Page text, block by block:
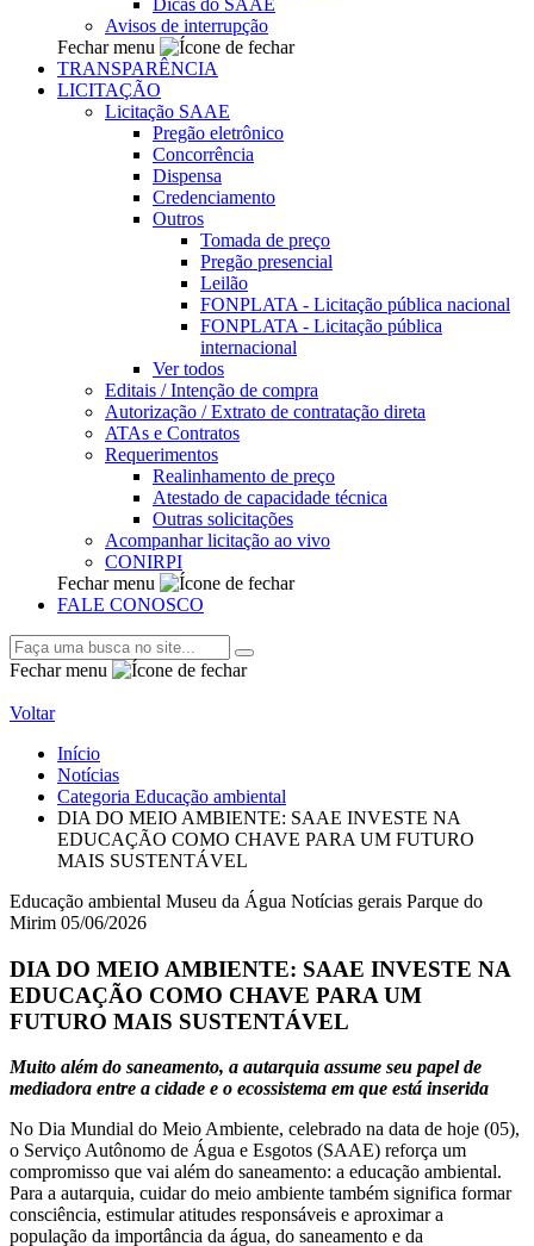
Dicas do SAAE
Avisos de interrupção
Fechar menu
TRANSPARÊNCIA
LICITAÇÃO
Licitação SAAE
Pregão eletrônico
Concorrência
Dispensa
Credenciamento
Outros
Tomada de preço
Pregão presencial
Leilão
FONPLATA - Licitação pública nacional
FONPLATA - Licitação pública
internacional
Ver todos
Editais / Intenção de compra
Autorização / Extrato de contratação direta
ATAs e Contratos
Requerimentos
Realinhamento de preço
Atestado de capacidade técnica
Outras solicitações
Acompanhar licitação ao vivo
CONIRPI
Fechar menu
FALE CONOSCO
Fechar menu
Voltar
Início
Notícias
Categoria Educação ambiental
DIA DO MEIO AMBIENTE: SAAE INVESTE NA
EDUCAÇÃO COMO CHAVE PARA UM FUTURO
MAIS SUSTENTÁVEL
Educação ambiental Museu da Água Notícias gerais Parque do
Mirim 05/06/2026
DIA DO MEIO AMBIENTE: SAAE INVESTE NA
EDUCAÇÃO COMO CHAVE PARA UM
FUTURO MAIS SUSTENTÁVEL
Muito além do saneamento, a autarquia assume seu papel de
mediadora entre a cidade e o ecossistema em que está inserida
No Dia Mundial do Meio Ambiente, celebrado na data de hoje (05),
o Serviço Autônomo de Água e Esgotos (SAAE) reforça um
compromisso que vai além do saneamento: a educação ambiental.
Para a autarquia, cuidar do meio ambiente também significa formar
consciência, estimular atitudes responsáveis e aproximar a
população da importância da água, do saneamento e da